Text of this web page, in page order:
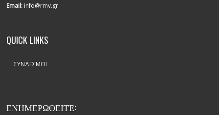
Email: info@rmv.gr
QUICK LINKS
ΣΎΝΔΕΣΜΟΙ
ΕΝΗΜΕΡΩΘΕΙΤΕ: